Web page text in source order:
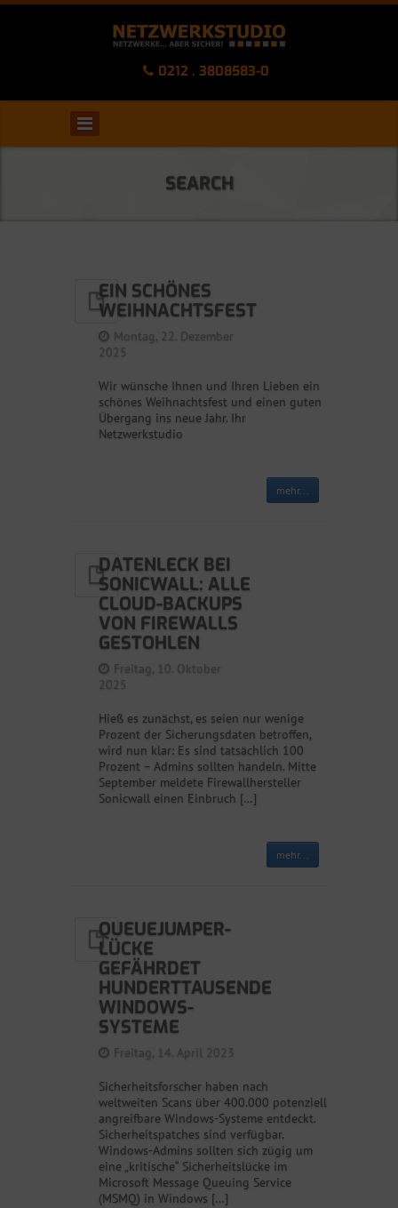
0212 . 3808583-0
SEARCH
EIN SCHÖNES
WEIHNACHTSFEST
Montag, 22. Dezember
2025
Wir wünsche Ihnen und Ihren Lieben ein
schönes Weihnachtsfest und einen guten
Übergang ins neue Jahr. Ihr
Netzwerkstudio
mehr...
DATENLECK BEI
SONICWALL: ALLE
CLOUD-BACKUPS
VON FIREWALLS
GESTOHLEN
Freitag, 10. Oktober
2025
Hieß es zunächst, es seien nur wenige
Prozent der Sicherungsdaten betroffen,
wird nun klar: Es sind tatsächlich 100
Prozent – Admins sollten handeln. Mitte
September meldete Firewallhersteller
Sonicwall einen Einbruch […]
mehr...
QUEUEJUMPER-
LÜCKE
GEFÄHRDET
HUNDERTTAUSENDE
WINDOWS-
SYSTEME
Freitag, 14. April 2023
Sicherheitsforscher haben nach
weltweiten Scans über 400.000 potenziell
angreifbare Windows-Systeme entdeckt.
Sicherheitspatches sind verfügbar.
Windows-Admins sollten sich zügig um
eine „kritische“ Sicherheitslücke im
Microsoft Message Queuing Service
(MSMQ) in Windows […]